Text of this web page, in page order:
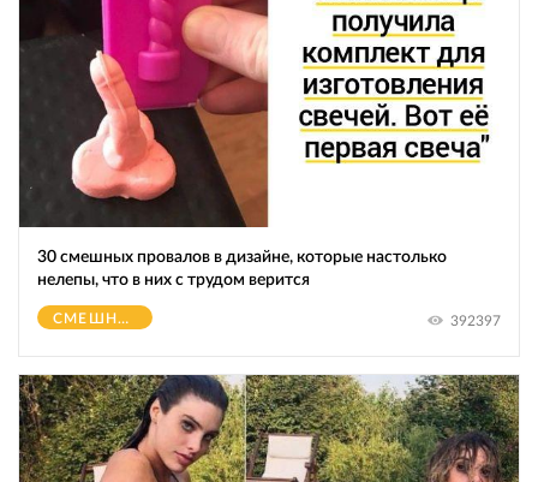
30 смешных провалов в дизайне, которые настолько
нелепы, что в них с трудом верится
СМЕШНОЕ 392397